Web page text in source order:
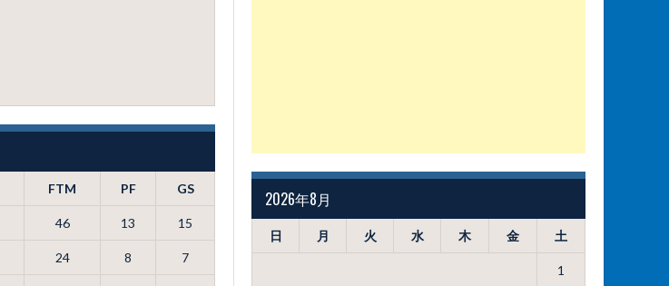
FTM PF GS
46 13 15
24 8 7
2026年8月
日 月 火 水 木 金 土
1